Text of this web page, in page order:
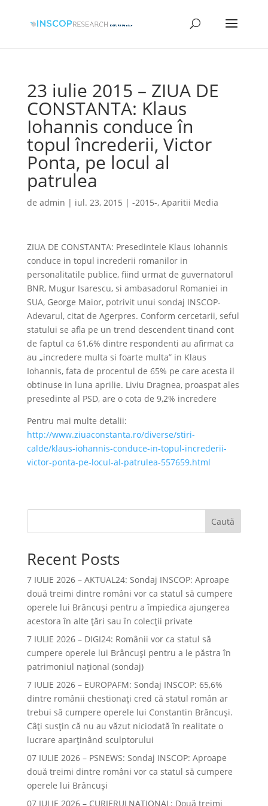
23 iulie 2015 – ZIUA DE
CONSTANTA: Klaus
Iohannis conduce în
topul încrederii, Victor
Ponta, pe locul al
patrulea
de admin | iul. 23, 2015 | -2015-, Aparitii Media
ZIUA DE CONSTANTA: Presedintele Klaus Iohannis
conduce in topul increderii romanilor in
personalitatile publice, fiind urmat de guvernatorul
BNR, Mugur Isarescu, si ambasadorul Romaniei in
SUA, George Maior, potrivit unui sondaj INSCOP-
Adevarul, citat de Agerpres. Conform cercetarii, seful
statului se afla pe un trend descendent tinand cont
de faptul ca 61,6% dintre respondenti au afirmat ca
au „incredere multa si foarte multa” in Klaus
Iohannis, fata de procentul de 65% pe care acesta il
obtinuse in luna aprilie. Liviu Dragnea, proaspat ales
presedinte al PSD, are o cota de 9,2% incredere
Pentru mai multe detalii:
http://www.ziuaconstanta.ro/diverse/stiri-
calde/klaus-iohannis-conduce-in-topul-increderii-
victor-ponta-pe-locul-al-patrulea-557659.html
Caută
Recent Posts
7 IULIE 2026 – AKTUAL24: Sondaj INSCOP: Aproape
două treimi dintre români vor ca statul să cumpere
operele lui Brâncuşi pentru a împiedica ajungerea
acestora în alte ţări sau în colecţii private
7 IULIE 2026 – DIGI24: Românii vor ca statul să
cumpere operele lui Brâncuși pentru a le păstra în
patrimoniul național (sondaj)
7 IULIE 2026 – EUROPAFM: Sondaj INSCOP: 65,6%
dintre românii chestionați cred că statul român ar
trebui să cumpere operele lui Constantin Brâncuși.
Câți susțin că nu au văzut niciodată în realitate o
lucrare aparținând sculptorului
07 IULIE 2026 – PSNEWS: Sondaj INSCOP: Aproape
două treimi dintre români vor ca statul să cumpere
operele lui Brâncuși
07 IULIE 2026 – CURIERULNATIONAL: Două treimi